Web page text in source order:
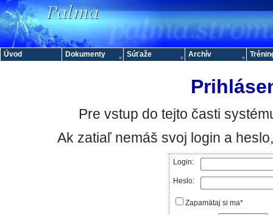
Pre vstup do tejto časti
Ak zatiaľ nemáš svoj login a
Login:
Heslo:
Zapamätaj si ma*
Úvod Dokumenty Súťaže Archív